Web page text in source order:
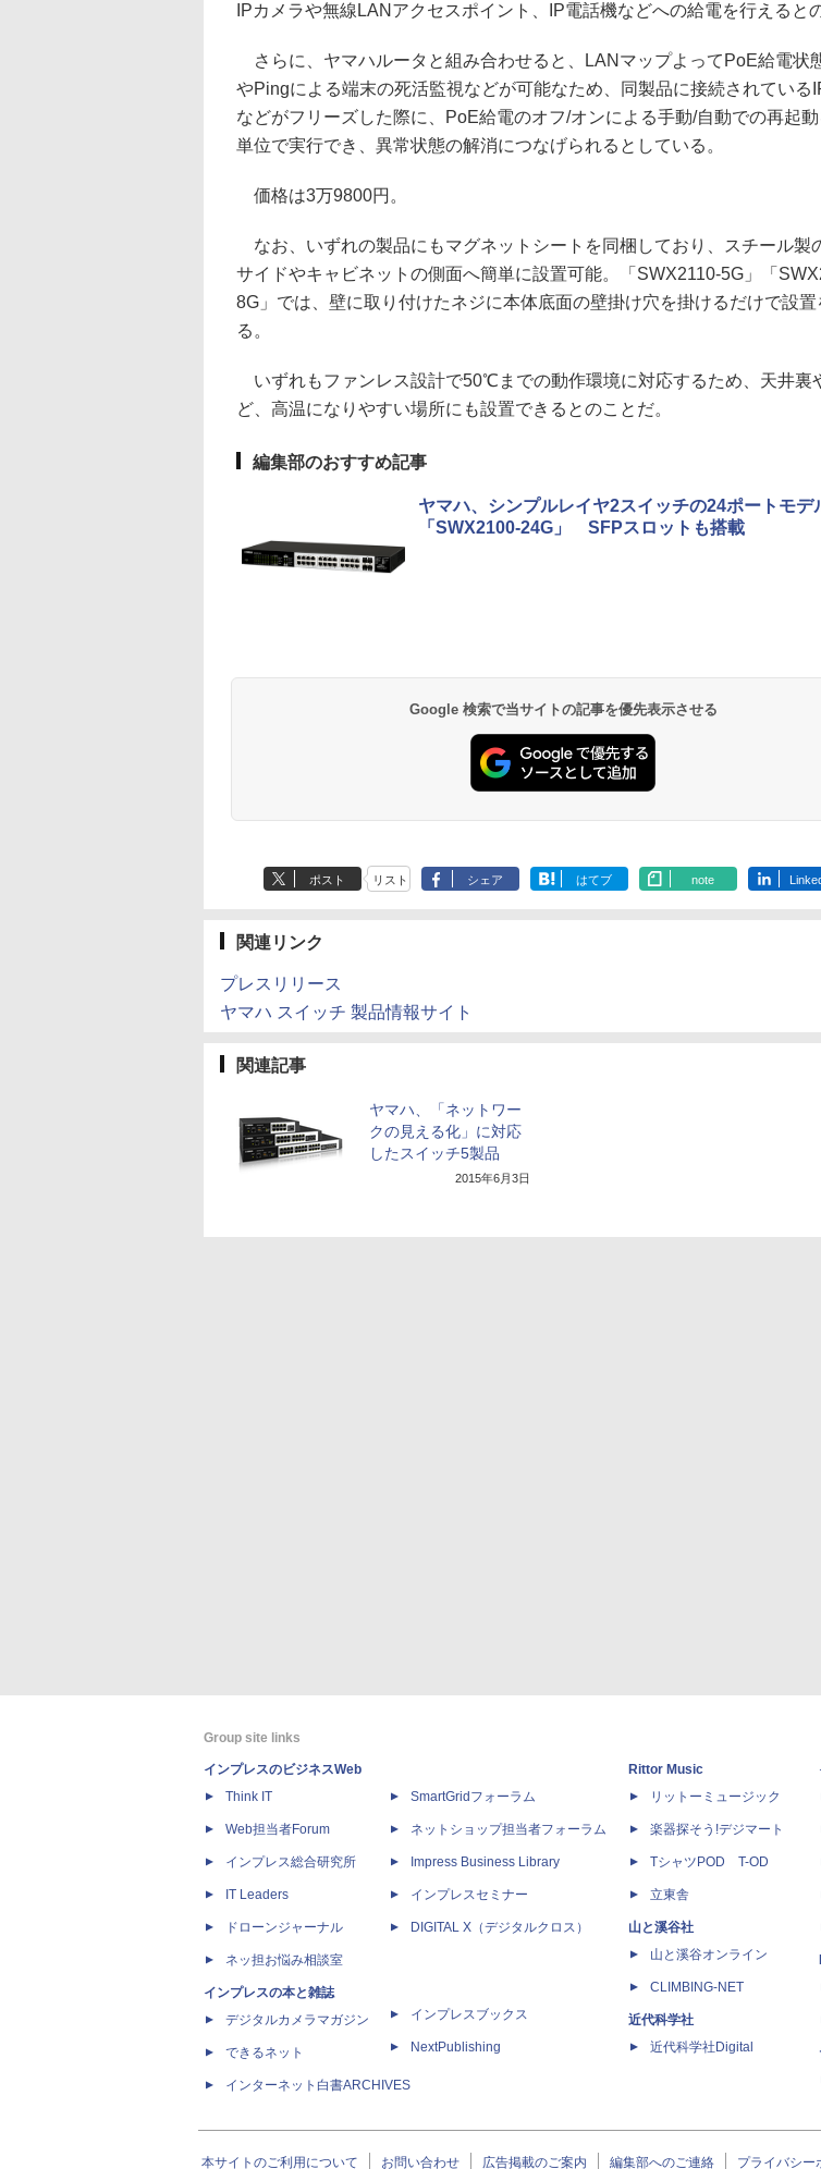
IPカメラや無線LANアクセスポイント、IP電話機などへの給電を行えると
さらに、ヤマハルータと組み合わせると、LANマップよってPoE給電状
やPingによる端末の死活監視などが可能なため、同製品に接続されている
などがフリーズした際に、PoE給電のオフ/オンによる手動/自動での再起動
単位で実行でき、異常状態の解消につなげられるとしている。
価格は3万9800円。
なお、いずれの製品にもマグネットシートを同梱しており、スチール製
サイドやキャビネットの側面へ簡単に設置可能。「SWX2110-5G」「
8G」では、壁に取り付けたネジに本体底面の壁掛け穴を掛けるだけで設置
る。
いずれもファンレス設計で50℃までの動作環境に対応するため、天井裏
ど、高温になりやすい場所にも設置できるとのことだ。
編集部のおすすめ記事
ヤマハ、シンプルレイヤ2スイッチの24ポートモデ
「SWX2100-24G」 SFPスロットも搭載
Google 検索で当サイトの記事を優先表示させる
ポスト リスト シェア はてブ note
関連リンク
プレスリリース
ヤマハ スイッチ 製品情報サイト
関連記事
ヤマハ、「ネットワー
クの見える化」に対応
したスイッチ5製品
2015年6月3日
Group site links
インプレスのビジネスWeb
Think IT
Web担当者Forum
インプレス総合研究所
IT Leaders
ドローンジャーナル
ネッ担お悩み相談室
インプレスの本と雑誌
デジタルカメラマガジン
できるネット
インターネット白書ARCHIVES
SmartGridフォーラム
ネットショップ担当者フォーラム
Impress Business Library
インプレスセミナー
DIGITAL X（デジタルクロス）
インプレスブックス
NextPublishing
Rittor Music
リットーミュージック
楽器探そう!デジマート
TシャツPOD T-OD
立東舎
山と溪谷社
山と溪谷オンライン
CLIMBING-NET
近代科学社
近代科学社Digital
本サイトのご利用について お問い合わせ 広告掲載のご案内 編集部へのご連絡 プライバシー